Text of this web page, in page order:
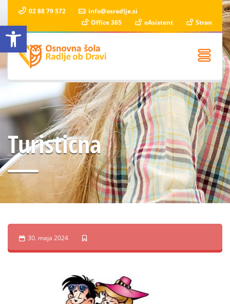
Open toolbar
02 88 79 572
info@osradlje.si
Office 365
eAsistent Stran
Turisticna
30. maja 2024